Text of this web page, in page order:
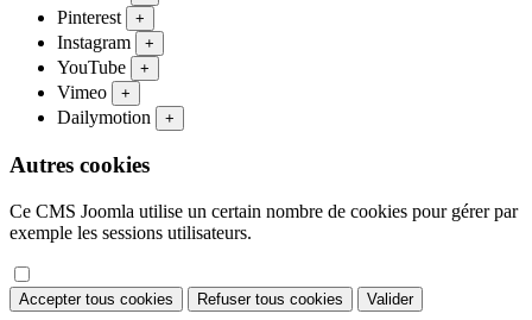
Pinterest +
Instagram +
YouTube +
Vimeo +
Dailymotion +
Autres cookies
Ce CMS Joomla utilise un certain nombre de cookies pour gérer par
exemple les sessions utilisateurs.
Accepter tous cookies Refuser tous cookies Valider